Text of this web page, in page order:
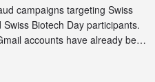
campaigns targeting Swiss
Biotech Day participants.
accounts have already been
and hosts; several have